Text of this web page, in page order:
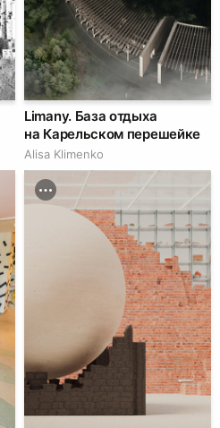
Limany. База отдыха
на Карельском перешейке
Alisa Klimenko